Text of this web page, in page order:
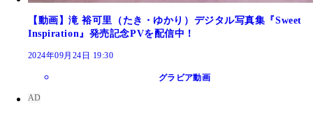
【動画】滝 裕可里（たき・ゆかり）デジタル写真集『Sweet
Inspiration』発売記念PVを配信中！
2024年09月24日 19:30
グラビア動画